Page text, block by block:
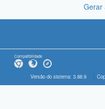
Gerar
Compatibilidade
Versão do sistema: 3.88.9